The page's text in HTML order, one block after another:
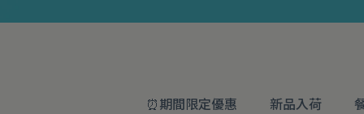
⏰期間限定優惠 新品入荷